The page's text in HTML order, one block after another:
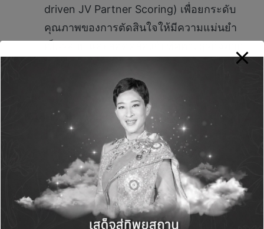
driven JV Partner Scoring) เพื่อยกระดับ
คุณภาพของการตัดสินใจให้มีความแม่นยำ
ตัวอย่างเหล่านี้สะท้อนให้เห็นว่า “คนพลังงาน” ใน
วันนี้ ไม่ได้มีบทบาทเพียงงานปฏิบัติการ แต่คือผู้ที่
สามารถเชื่อมโยงข้อมูล เทคโนโลยี และความ
เชี่ยวชาญของตนเอง เพื่อสร้างผลลัพธ์และขับ
เคลื่อนการตัดสินใจในองค์กรได้อย่างเป็นรูปธรรม